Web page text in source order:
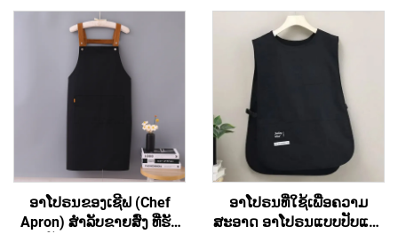
ມີກະເປົາ
(Hair Salon) ແລະ ສຳລັບ
ສິລະປິນ ມີຄຸນນະພາບສູງ ອາ
ໂປຣນຮູບແບບເສື້ອກັ້ນທີ່ມີສ່ວນ
ເຊື່ອມຕໍ່ຂ້າມທີ່ຫຼັງ (Cross
Back) ປະກອບດ້ວຍເສື້ອຜ້າ
ເປັນສ່ວນປະກອບຂອງ
polyester ແລະ ຜ້າຝ້າ
(Cotton) ສຳລັບທັງຜູ້ຍິງ ແລະ
ອາໂປຣນຂອງເຊີຟ (Chef
Apron) ສຳລັບຂາຍສົ່ງ ທີ່ຮັບ
ອາໂປຣນທີ່ໃຊ້ເພື່ອຄວາມ
ສະອາດ ອາໂປຣນແບບປັບແຕ່ງ